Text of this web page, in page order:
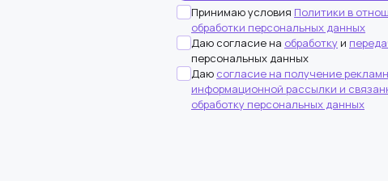
Принимаю условия Политики в
обработки персональных данных
Даю согласие на обработку и
персональных данных
Даю согласие на получение
информационной рассылки и
обработку персональных данных